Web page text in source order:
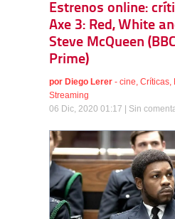
Estrenos online:
Axe 3: Red, White
Steve McQueen
Prime)
por Diego Lerer - cine Críticas
Streaming
06 Dic, 2020 01:17 | Sin